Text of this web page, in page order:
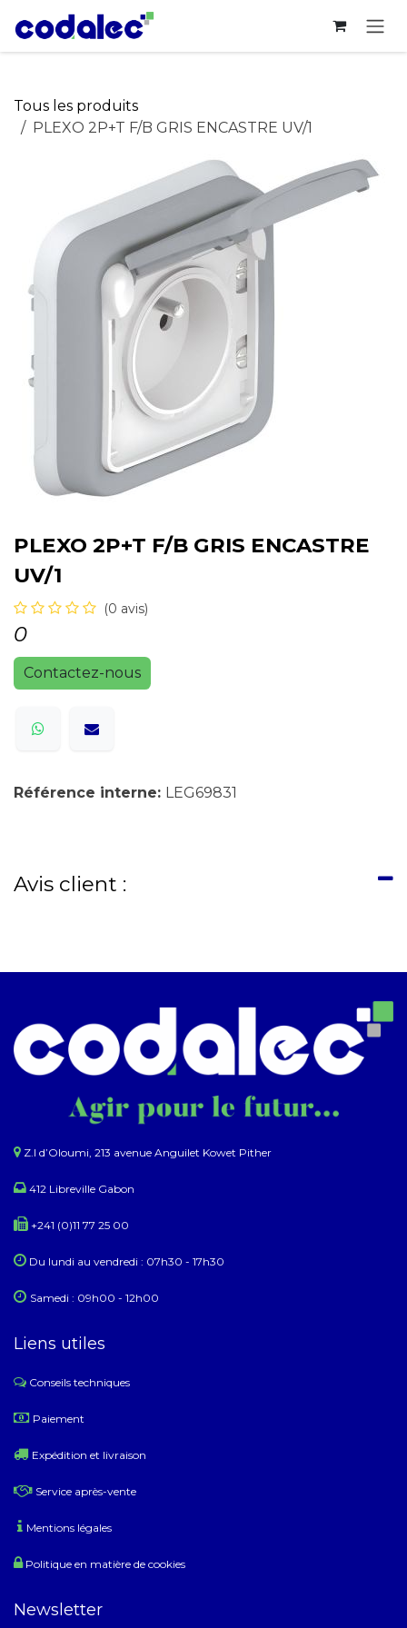
Se rendre au contenu
Tous les produits
PLEXO 2P+T F/B GRIS ENCASTRE UV/1
PLEXO 2P+T F/B GRIS ENCASTRE
UV/1
(0 avis)
0
Contactez-nous
Référence interne: LEG69831
Avis client :
Z.I d’Oloumi, 213 avenue Anguilet Kowet Pither​
412 Libreville Gabon
+241 (0)11 77 25 00
Du lundi au ​​vendredi : 07h30 - 17h30
Samedi : 09h00 - 12h00
Liens utiles
Conseils techniques
​ Paiement
Expédition et livraison
Service après-vente
Mentions légales
Politique en matière de cookies
Newsletter